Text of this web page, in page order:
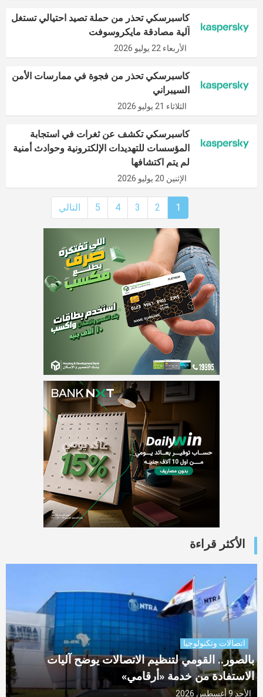
كاسبرسكي تحذر من حملة تصيد احتيالي تستغل
آلية مصادقة مايكروسوفت
الأربعاء 22 يوليو 2026
كاسبرسكي تحذر من فجوة في ممارسات الأمن
السيبراني
الثلاثاء 21 يوليو 2026
كاسبرسكي تكشف عن ثغرات في استجابة
المؤسسات للتهديدات الإلكترونية وحوادث أمنية
لم يتم اكتشافها
الإثنين 20 يوليو 2026
1
2
3
4
5 التالي
الأكثر قراءة
اتصالات وتكنولوجيا
بالصور.. القومي لتنظيم الاتصالات يوضح آليات
الاستفادة من خدمة «أرقامي»
الأحد 9 أغسطس 2026